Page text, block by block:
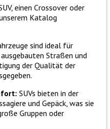
einen Crossover oder
Katalog
sind ideal für
Straßen und
der Qualität der
SUVs bieten in der
und Gepäck, was sie
Gruppen oder